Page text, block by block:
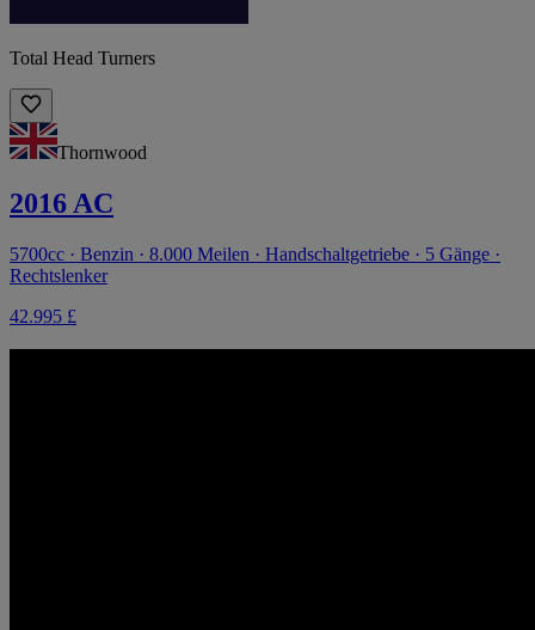
Total Head Turners
Thornwood
2016 AC
5700cc · Benzin · 8.000 Meilen · Handschaltgetriebe · 5 Gänge ·
Rechtslenker
42.995 £